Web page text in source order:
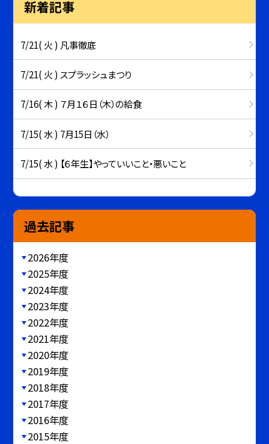
新着記事
7/21( 火 ) 凡事徹底
7/21( 火 ) スプラッシュまつり
7/16( 木 ) ７月１６日（木）の給食
7/15( 水 ) 7月15日（水）
7/15( 水 ) 【６年生】やっていいこと・悪いこと
過去記事
2026年度
2025年度
2024年度
2023年度
2022年度
2021年度
2020年度
2019年度
2018年度
2017年度
2016年度
2015年度